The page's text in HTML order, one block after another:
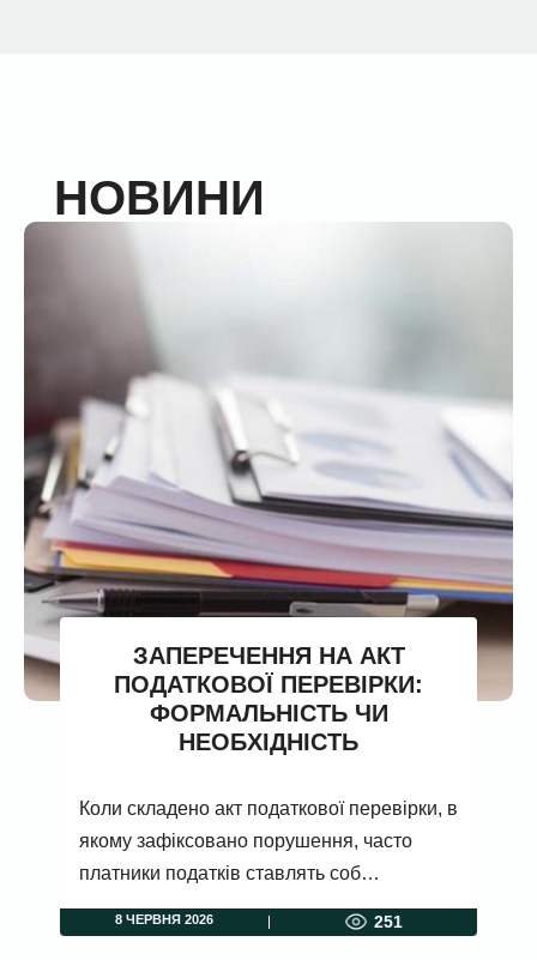
НОВИНИ
ЗАПЕРЕЧЕННЯ НА АКТ
ПОДАТКОВОЇ ПЕРЕВІРКИ:
ФОРМАЛЬНІСТЬ ЧИ
НЕОБХІДНІСТЬ
Коли складено акт податкової перевірки, в
якому зафіксовано порушення, часто
платники податків ставлять соб…
8 ЧЕРВНЯ 2026 251